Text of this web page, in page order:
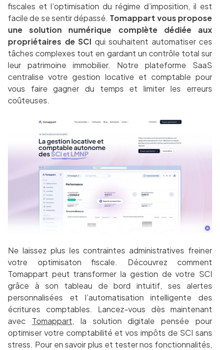
fiscales et l’optimisation du régime d’imposition, il est
facile de se sentir dépassé. Tomappart vous propose
une solution numérique complète dédiée aux
propriétaires de SCI qui souhaitent automatiser ces
tâches complexes tout en gardant un contrôle total sur
leur patrimoine immobilier. Notre plateforme SaaS
centralise votre gestion locative et comptable pour
vous faire gagner du temps et limiter les erreurs
coûteuses.
Ne laissez plus les contraintes administratives freiner
votre optimisaton fiscale. Découvrez comment
Tomappart peut transformer la gestion de votre SCI
grâce à son tableau de bord intuitif, ses alertes
personnalisées et l’automatisation intelligente des
écritures comptables. Lancez-vous dès maintenant
avec Tomappart, la solution digitale pensée pour
optimiser votre comptabilité et vos impôts de SCI sans
stress. Pour en savoir plus et tester nos fonctionnalités,